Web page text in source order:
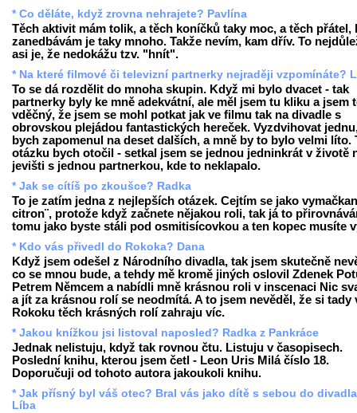
* Co děláte, když zrovna nehrajete? Pavlína
Těch aktivit mám tolik, a těch koníčků taky moc, a těch přátel,
zanedbávám je taky mnoho. Takže nevím, kam dřív. To
asi je, že nedokážu tzv. "hnít".
* Na které filmové či televizní partnerky nejraději vzpomínáte?
To se dá rozdělit do mnoha skupin. Když mi bylo dvacet - tak
partnerky byly ke mně adekvátní, ale měl jsem tu kliku a jsem
vděčný, že jsem se mohl potkat jak ve filmu tak na divadle s
obrovskou plejádou fantastických hereček. Vyzdvihovat
bych zapomenul na deset dalších, a mně by to bylo velmi líto.
otázku bych otočil - setkal jsem se jednou jedninkrát v životě
jevišti s jednou partnerkou, kde to neklapalo.
* Jak se cítíš po zkoušce? Radka
To je zatím jedna z nejlepších otázek. Cejtím se jako
citron¨, protože když začnete nějakou roli, tak já to
tomu jako byste stáli pod osmitisícovkou a ten kopec musíte
* Kdo vás přivedl do Rokoka? Dana
Když jsem odešel z Národního divadla, tak jsem skutečně
co se mnou bude, a tehdy mě kromě jiných oslovil Zdenek
Petrem Němcem a nabídli mně krásnou roli v inscenaci Nic
a jít za krásnou rolí se neodmítá. A to jsem nevěděl, že si tady
Rokoku těch krásných rolí zahraju víc.
* Jakou knížkou jsi listoval naposled? Radka z Pankráce
Jednak nelistuju, když tak rovnou čtu. Listuju v časopisech.
Poslední knihu, kterou jsem četl - Leon Uris Milá číslo 18.
Doporučuji od tohoto autora jakoukoli knihu.
* Jak přísný byl váš otec? Bral vás jako dítě s sebou do
Líba